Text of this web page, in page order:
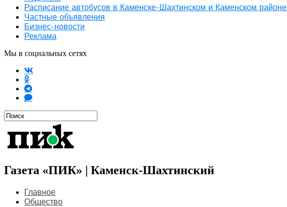
Расписание автобусов в Каменске-Шахтинском и Каменском районе
Частные объявления
Бизнес-новости
Реклама
Мы в социальных сетях
Газета «ПИК» | Каменск-Шахтинский
Главное
Общество